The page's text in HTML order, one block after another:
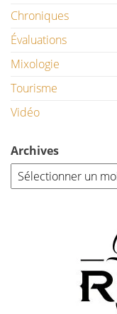
Chroniques
Évaluations
Mixologie
Tourisme
Vidéo
Archives